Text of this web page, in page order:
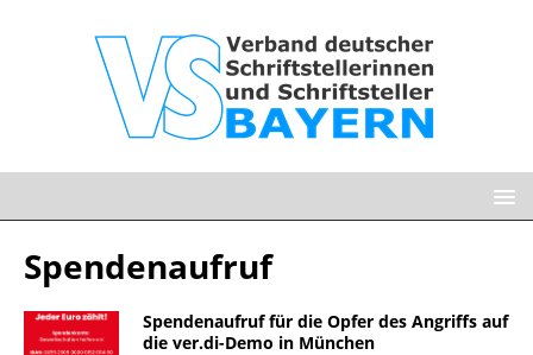
Spendenaufruf
Spendenaufruf für die Opfer des Angriffs auf
die ver.di-Demo in München